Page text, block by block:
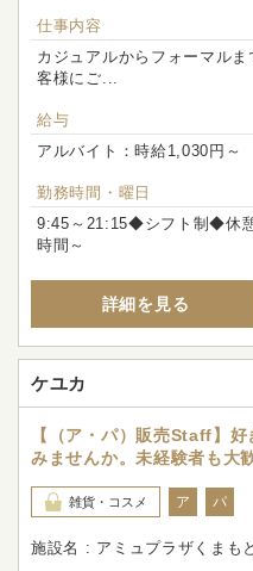
仕事内容
カジュアルからフォーマル
客様にご...
給与
アルバイト：時給1,030円～
勤務時間・曜日
9:45～21:15◆シフト制◆休
時間～
詳細を見る
ケユカ
【（ア・パ）販売Staff】
みませんか。未経験者も大
雑貨・コスメ ア パ
施設名 : アミュプラザくまもと